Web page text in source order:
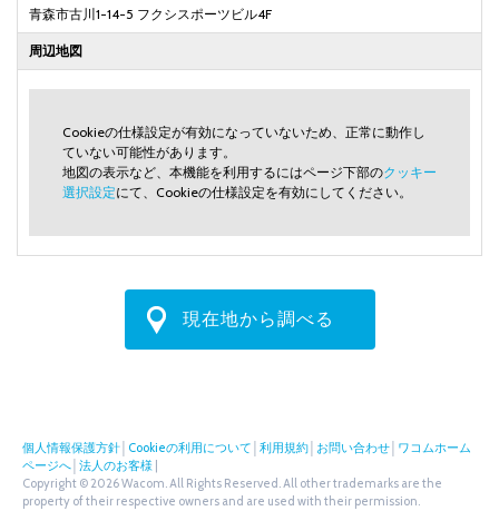
青森市古川1-14-5 フクシスポーツビル4F
周辺地図
Cookieの仕様設定が有効になっていないため、正常に動作し
ていない可能性があります。
地図の表示など、本機能を利用するにはページ下部のクッキー
選択設定にて、Cookieの仕様設定を有効にしてください。
現在地から調べる
個人情報保護方針 Cookieの利用について 利用規約 お問い合わせ ワコムホーム
ページへ 法人のお客様
Copyright © 2026 Wacom. All Rights Reserved. All other trademarks are the
property of their respective owners and are used with their permission.